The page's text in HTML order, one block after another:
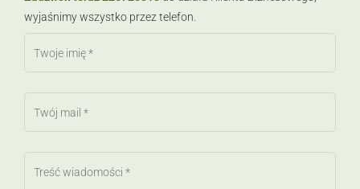
wyjaśnimy wszystko przez telefon.